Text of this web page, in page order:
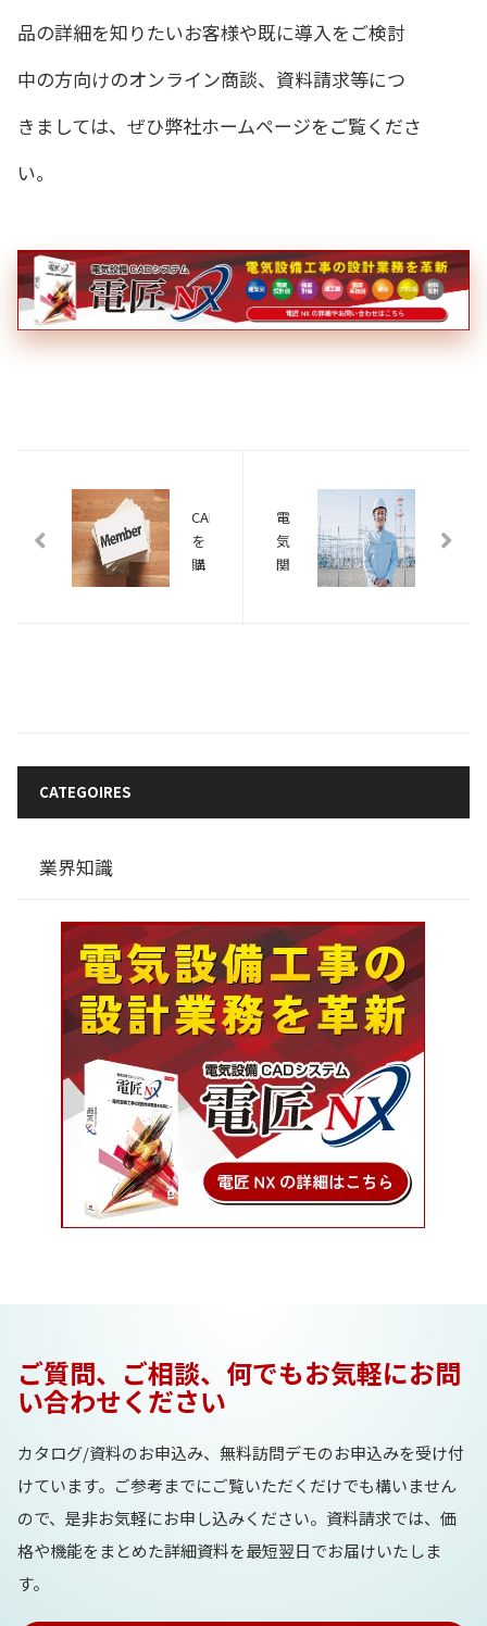
品の詳細を知りたいお客様や既に導入をご検討
中の方向けのオンライン商談、資料請求等につ
きましては、ぜひ弊社ホームページをご覧くださ
い。
CAD
を
購
の？
メ
リ
ッ
ト・
デ
メ
リ
ッ
と
電
気
関
事
に
関
わ
る
国
家
資
格
と
は
CATEGOIRES
業界知識
ご質問、ご相談、何でもお気軽にお問
い合わせください
カタログ/資料のお申込み、無料訪問デモのお申込みを受け付
けています。ご参考までにご覧いただくだけでも構いません
ので、是非お気軽にお申し込みください。資料請求では、価
格や機能をまとめた詳細資料を最短翌日でお届けいたしま
す。